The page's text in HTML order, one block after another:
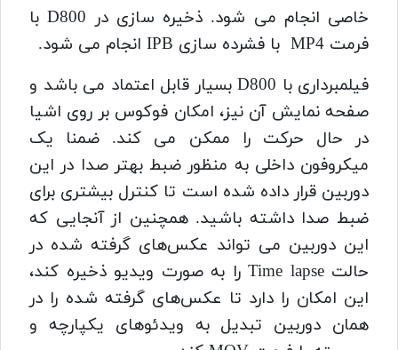
خاصی انجام می شود. ذخیره سازی در D800 با
فرمت MP4 با فشرده سازی IPB انجام می شود.
فیلمبرداری با D800 بسیار قابل اعتماد می باشد و
صفحه نمایش آن نیز، امکان فوکوس بر روی اشیا
در حال حرکت را ممکن می کند. ضمنا یک
میکروفون داخلی به منظور ضبط بهتر صدا در این
دوربین قرار داده شده است تا کنترل بیشتری برای
ضبط صدا داشته باشید. همچنین از آنجایی که
این دوربین می‌ تواند عکس‌های گرفته شده در
حالت Time lapse را به صورت ویدیو ذخیره کند،
این امکان را دارد تا عکس‌های گرفته شده را در
همان دوربین تبدیل به ویدئو‌های یکپارچه و